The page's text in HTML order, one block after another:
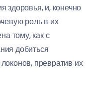
здоровья, и, конечно
роль в их
тому, как с
добиться
превратив их